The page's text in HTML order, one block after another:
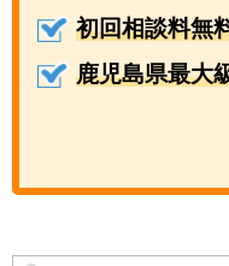
初回相談料無
鹿児島県最大